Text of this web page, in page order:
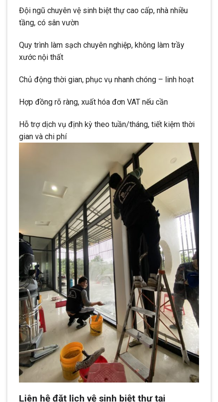
Đội ngũ chuyên vệ sinh biệt thự cao cấp, nhà nhiều
tầng, có sân vườn
Quy trình làm sạch chuyên nghiệp, không làm trầy
xước nội thất
Chủ động thời gian, phục vụ nhanh chóng – linh hoạt
Hợp đồng rõ ràng, xuất hóa đơn VAT nếu cần
Hỗ trợ dịch vụ định kỳ theo tuần/tháng, tiết kiệm thời
gian và chi phí
Liên hệ đặt lịch vệ sinh biệt thự tại